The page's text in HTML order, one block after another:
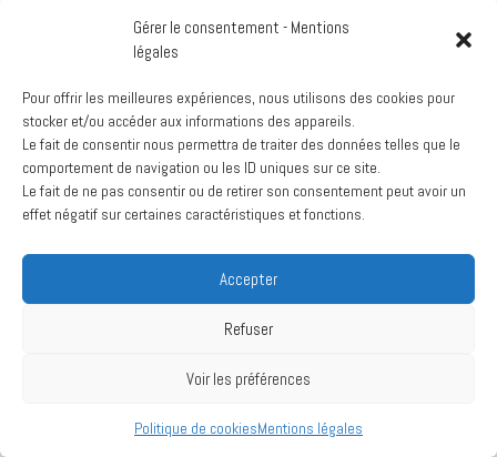
Gérer le consentement - Mentions
légales
Pour offrir les meilleures expériences, nous utilisons des cookies pour
stocker et/ou accéder aux informations des appareils.
Le fait de consentir nous permettra de traiter des données telles que le
comportement de navigation ou les ID uniques sur ce site.
Le fait de ne pas consentir ou de retirer son consentement peut avoir un
effet négatif sur certaines caractéristiques et fonctions.
Accepter
Refuser
Voir les préférences
Politique de cookiesMentions légales
Archives
mars 2024
juillet 2020
La Vache Noire Sud